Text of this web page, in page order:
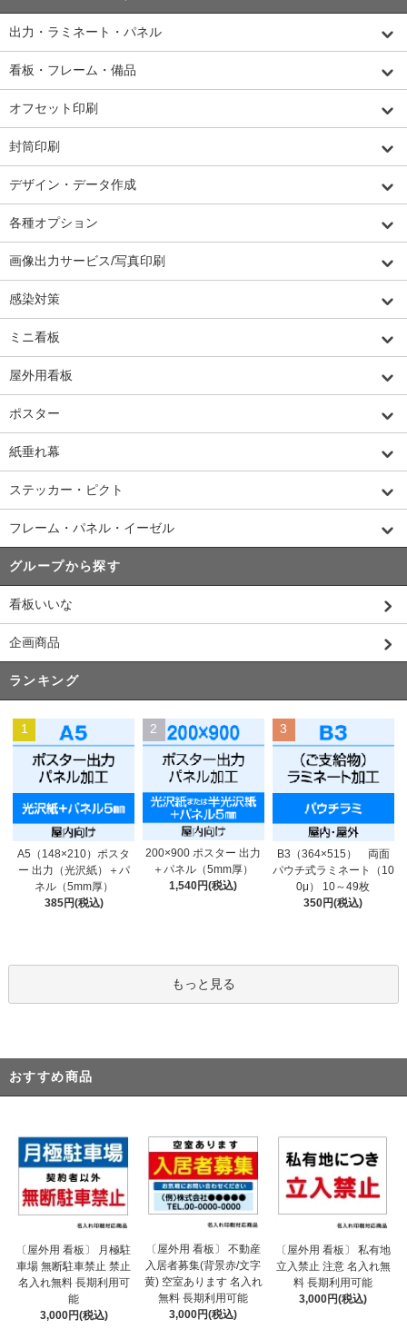
出力・ラミネート・パネル
看板・フレーム・備品
オフセット印刷
封筒印刷
デザイン・データ作成
各種オプション
画像出力サービス/写真印刷
感染対策
ミニ看板
屋外用看板
ポスター
紙垂れ幕
ステッカー・ピクト
フレーム・パネル・イーゼル
グループから探す
看板いいな
企画商品
ランキング
1
A5（148×210）ポスタ
ー 出力（光沢紙）＋パ
ネル（5mm厚）
385円(税込)
2
200×900 ポスター 出力
＋パネル（5mm厚）
1,540円(税込)
3
B3（364×515） 両面
パウチ式ラミネート（10
0μ） 10～49枚
350円(税込)
もっと見る
おすすめ商品
〔屋外用 看板〕 月極駐
車場 無断駐車禁止 禁止
名入れ無料 長期利用可
能
3,000円(税込)
〔屋外用 看板〕 不動産
入居者募集(背景赤/文字
黄) 空室あります 名入れ
無料 長期利用可能
3,000円(税込)
〔屋外用 看板〕 私有地
立入禁止 注意 名入れ無
料 長期利用可能
3,000円(税込)